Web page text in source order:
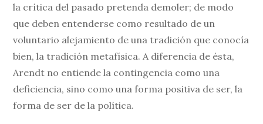
la crítica del pasado pretenda demoler; de modo
que deben entenderse como resultado de un
voluntario alejamiento de una tradición que conocía
bien, la tradición metafísica. A diferencia de ésta,
Arendt no entiende la contingencia como una
deficiencia, sino como una forma positiva de ser, la
forma de ser de la política.